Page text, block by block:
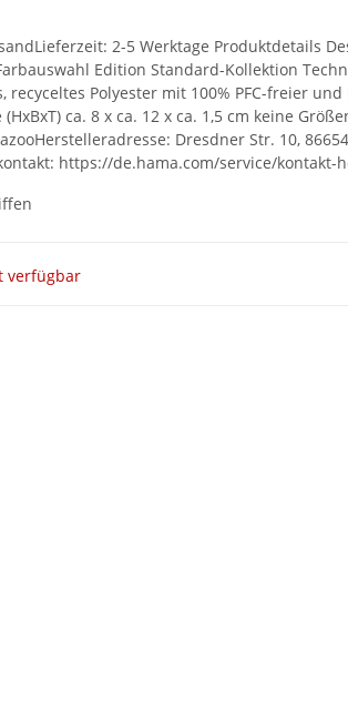
2-5 Werktage Produktdetails
Edition Standard-Kollektion
recyceltes Polyester mit 100% PFC-freier
ca. 8 x ca. 12 x ca. 1,5 cm keine
Dresdner Str. 10, 86654
https://de.hama.com/service/kontakt-
verfügbar